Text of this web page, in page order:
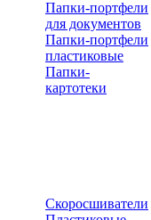
Папки-портфели
для документов
Папки-портфели
пластиковые
Папки-
картотеки
Скоросшиватели